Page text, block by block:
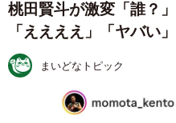
桃田賢斗が激変「誰？
「ええええ」「ヤバい」
まいどなトピック